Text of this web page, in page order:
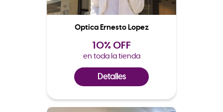
Optica Ernesto Lopez
10% OFF
en toda la tienda
Detalles